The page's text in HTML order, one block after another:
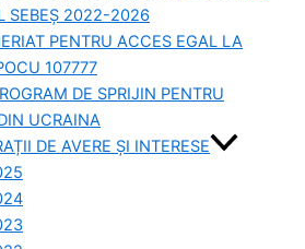
SEBEȘ 2022-2026
PENTRU ACCES EGAL LA
107777
DE SPRIJIN PENTRU
UCRAINA
DE AVERE ȘI INTERESE